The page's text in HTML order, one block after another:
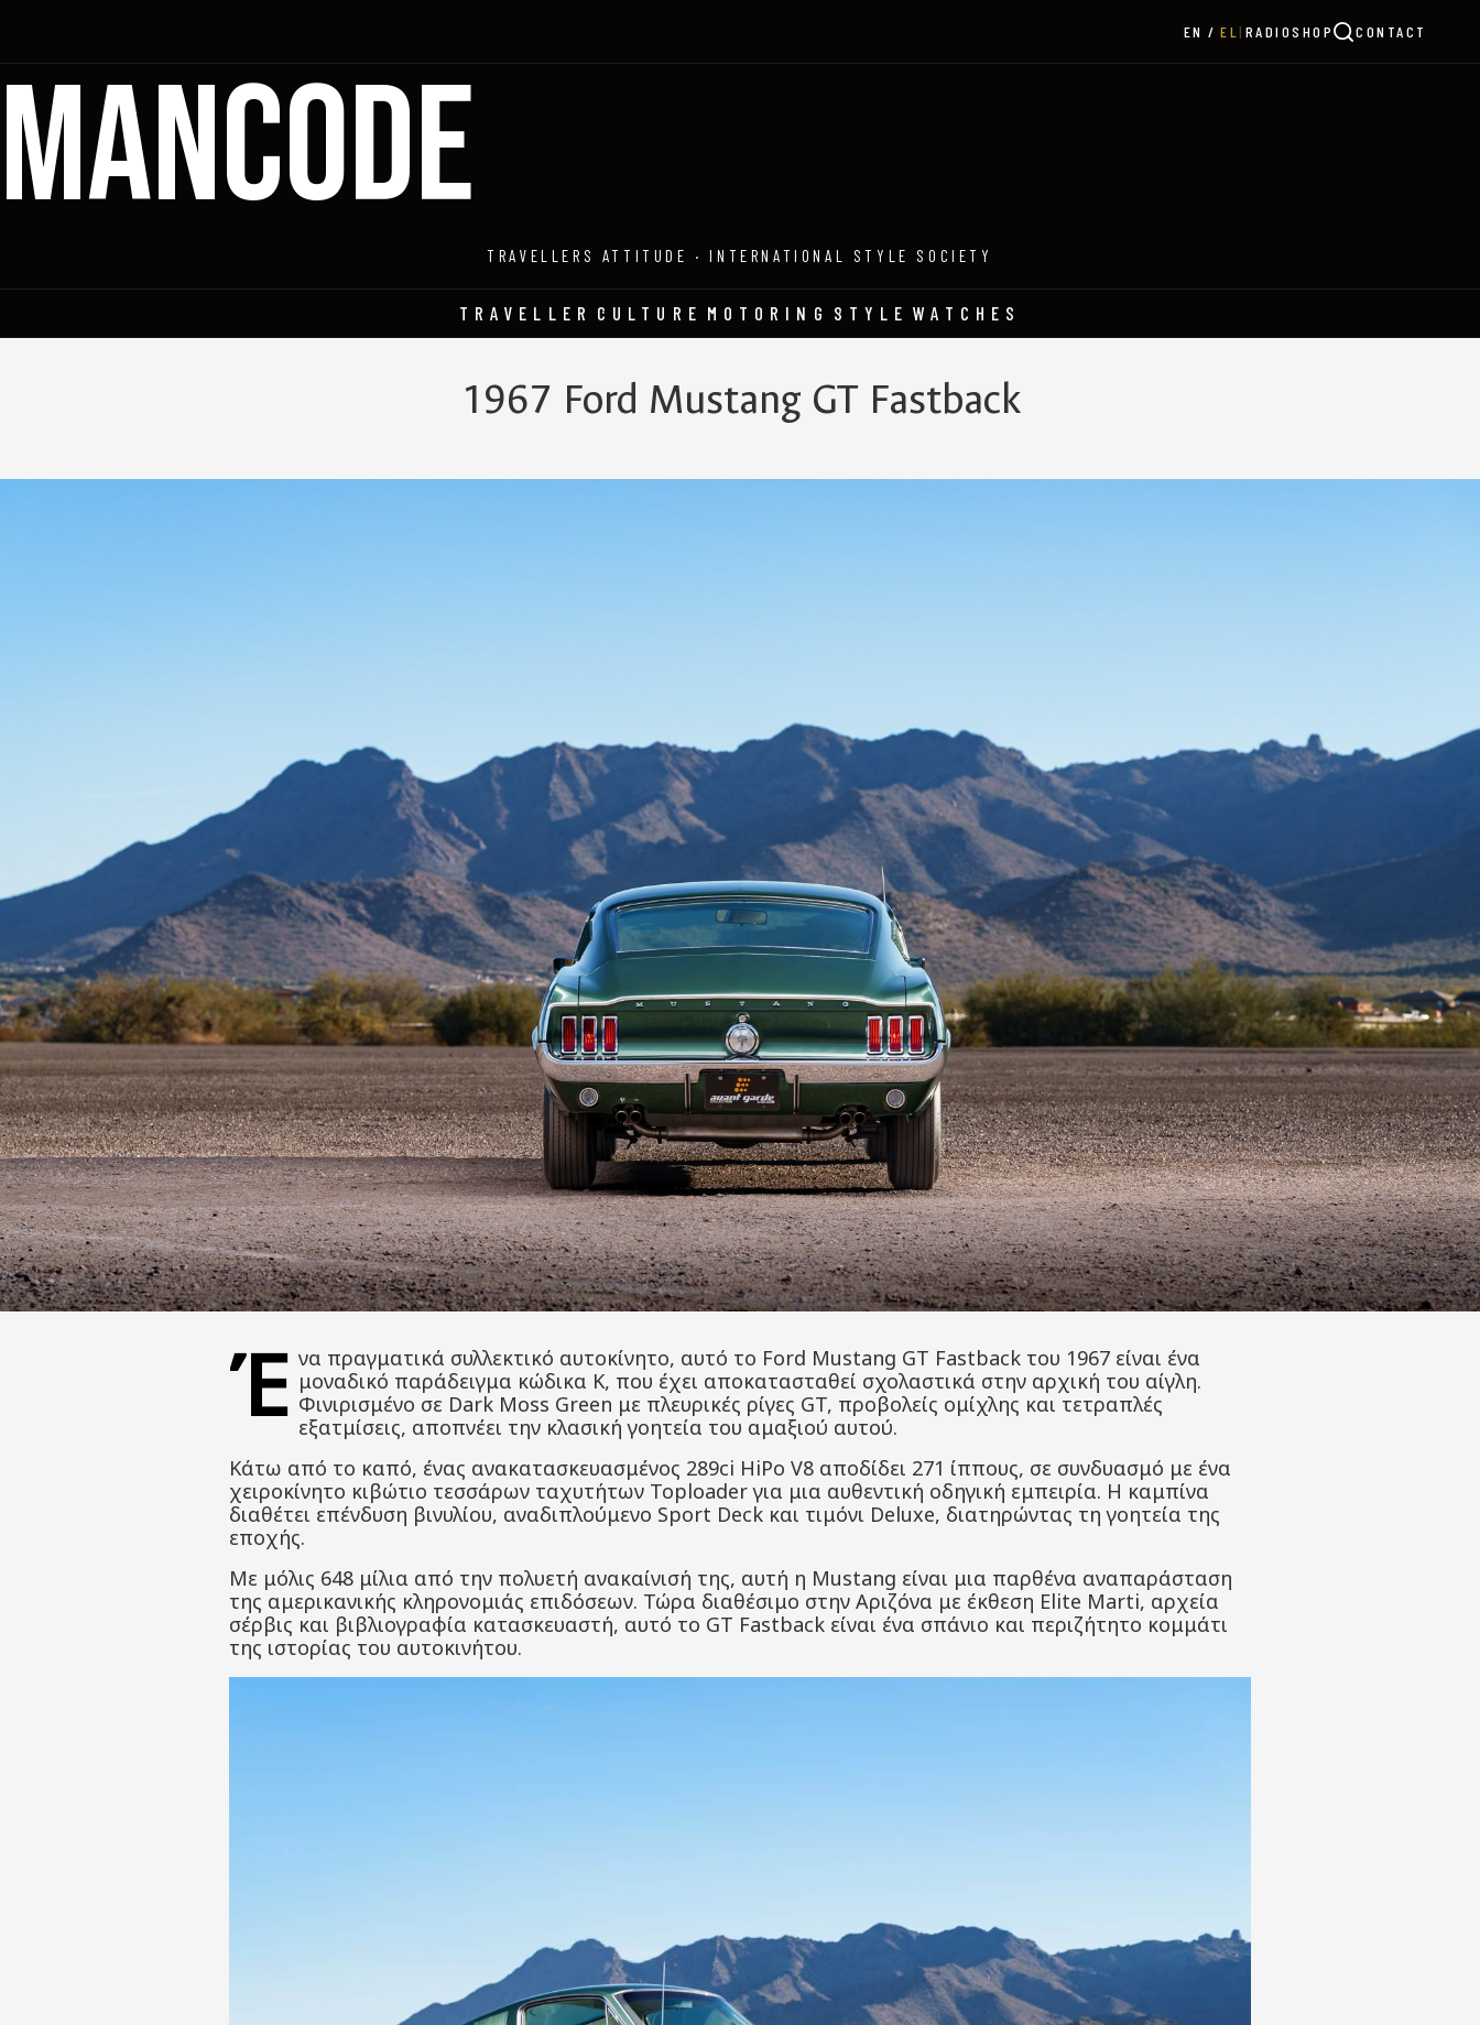
EN EL | RADIOSHOP CONTACT
MANCODE
TRAVELLERS ATTITUDE · INTERNATIONAL STYLE SOCIETY
TRAVELLER CULTURE MOTORING STYLE WATCHES
1967 Ford Mustang GT Fastback
Έ να πραγματικά συλλεκτικό αυτοκίνητο, αυτό το Ford Mustang GT Fastback του 1967 είναι ένα
μοναδικό παράδειγμα κώδικα K, που έχει αποκατασταθεί σχολαστικά στην αρχική του αίγλη.
Φινιρισμένο σε Dark Moss Green με πλευρικές ρίγες GT, προβολείς ομίχλης και τετραπλές
εξατμίσεις, αποπνέει την κλασική γοητεία του αμαξιού αυτού.
Κάτω από το καπό, ένας ανακατασκευασμένος 289ci HiPo V8 αποδίδει 271 ίππους, σε συνδυασμό με ένα
χειροκίνητο κιβώτιο τεσσάρων ταχυτήτων Toploader για μια αυθεντική οδηγική εμπειρία. Η καμπίνα
διαθέτει επένδυση βινυλίου, αναδιπλούμενο Sport Deck και τιμόνι Deluxe, διατηρώντας τη γοητεία της
εποχής.
Με μόλις 648 μίλια από την πολυετή ανακαίνισή της, αυτή η Mustang είναι μια παρθένα αναπαράσταση
της αμερικανικής κληρονομιάς επιδόσεων. Τώρα διαθέσιμο στην Αριζόνα με έκθεση Elite Marti, αρχεία
σέρβις και βιβλιογραφία κατασκευαστή, αυτό το GT Fastback είναι ένα σπάνιο και περιζήτητο κομμάτι
της ιστορίας του αυτοκινήτου.